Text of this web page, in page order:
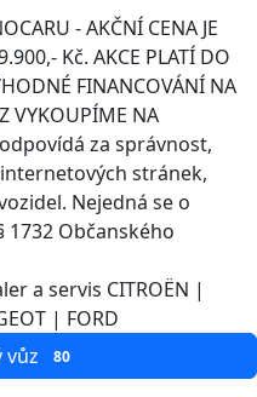
- AKČNÍ CENA JE
Kč. AKCE PLATÍ DO
FINANCOVÁNÍ NA
VYKOUPÍME NA
za správnost,
stránek,
Nejedná se o
1732 Občanského
a servis CITROËN |
| FORD
vůz
80